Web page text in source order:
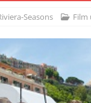
[ 24. Juli 2026 ]
Grasse
TOURISMUS &
Seasons Film